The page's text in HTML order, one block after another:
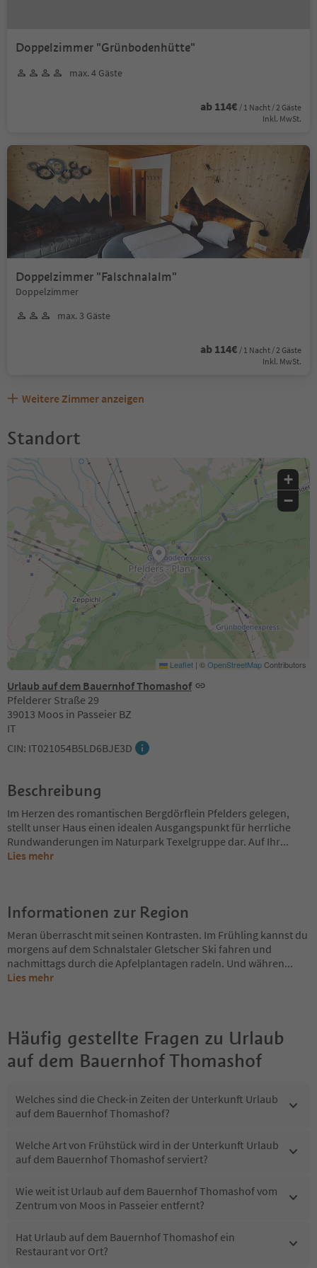
Doppelzimmer "Grünbodenhütte"
max. 4 Gäste
ab 114€ / 1 Nacht / 2 Gäste
Inkl. MwSt.
Doppelzimmer "Falschnalalm"
Doppelzimmer
max. 3 Gäste
ab 114€ / 1 Nacht / 2 Gäste
Inkl. MwSt.
Weitere Zimmer anzeigen
Standort
Urlaub auf dem Bauernhof Thomashof
Pfelderer Straße 29
39013 Moos in Passeier BZ
IT
CIN: IT021054B5LD6BJE3D
+
−
Leaflet | ©OpenStreetMapContributors
Beschreibung
Im Herzen des romantischen Bergdörflein Pfelders gelegen,
stellt unser Haus einen idealen Ausgangspunkt für herrliche
Rundwanderungen im Naturpark Texelgruppe dar. Auf Ihr...
Lies mehr
Informationen zur Region
Meran überrascht mit seinen Kontrasten. Im Frühling kannst du
morgens auf dem Schnalstaler Gletscher Ski fahren und
nachmittags durch die Apfelplantagen radeln. Und währen...
Lies mehr
Häufig gestellte Fragen zu Urlaub
auf dem Bauernhof Thomashof
Welches sind die Check-in Zeiten der Unterkunft Urlaub
auf dem Bauernhof Thomashof?
Welche Art von Frühstück wird in der Unterkunft Urlaub
auf dem Bauernhof Thomashof serviert?
Wie weit ist Urlaub auf dem Bauernhof Thomashof vom
Zentrum von Moos in Passeier entfernt?
Hat Urlaub auf dem Bauernhof Thomashof ein
Restaurant vor Ort?